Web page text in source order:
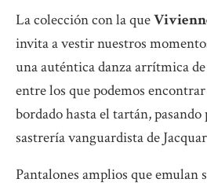
La colección con la que
invita a vestir nuestros
una auténtica danza arrítmica
entre los que podemos
bordado hasta el tartán,
sastrería vanguardista de
Pantalones amplios que emulan